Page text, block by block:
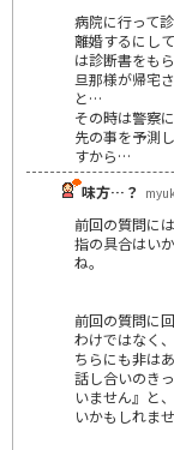
病院に行って
離婚するにし
は診断書をも
旦那様が帰宅
と…
その時は警察
先の事を予測
すから…
味方…？
前回の質問に
指の具合はい
ね。
前回の質問に
わけではなく
ちらにも非は
話し合いのき
いません』と
いかもしれませ